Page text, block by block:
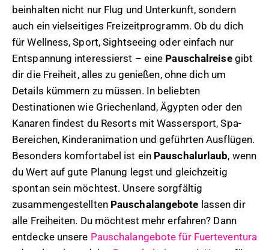
beinhalten nicht nur Flug und Unterkunft, sondern
auch ein vielseitiges Freizeitprogramm. Ob du dich
für Wellness, Sport, Sightseeing oder einfach nur
Entspannung interessierst – eine Pauschalreisegibt
dir die Freiheit, alles zu genießen, ohne dich um
Details kümmern zu müssen. In beliebten
Destinationen wie Griechenland, Ägypten oder den
Kanaren findest du Resorts mit Wassersport, Spa-
Bereichen, Kinderanimation und geführten Ausflügen.
Besonders komfortabel ist ein Pauschalurlaub, wenn
du Wert auf gute Planung legst und gleichzeitig
spontan sein möchtest. Unsere sorgfältig
zusammengestellten Pauschalangebote lassen dir
alle Freiheiten. Du möchtest mehr erfahren? Dann
entdecke unsere Pauschalangebote für Fuerteventura